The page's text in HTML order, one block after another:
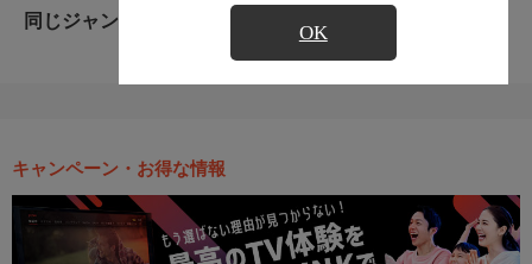
OK
同じジャンルのおすすめ番組
キャンペーン・お得な情報